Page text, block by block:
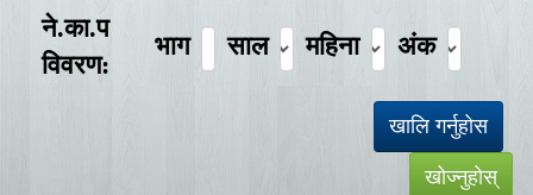
ने.का.प
विवरण:
भाग साल महिना अंक